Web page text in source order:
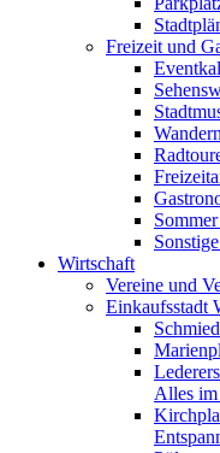
Freizeit und
Wirtschaft
Vereine und
Einkaufsstadt
Alles im